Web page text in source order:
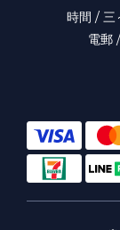
時間 / 三
電郵